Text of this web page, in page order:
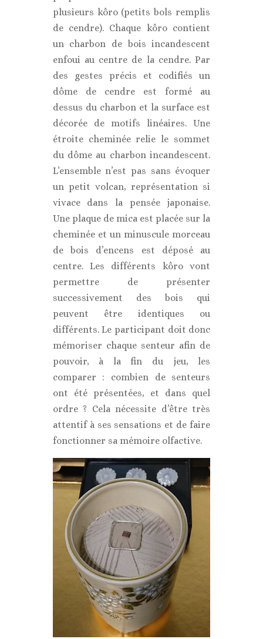
plusieurs kôro (petits bols remplis
de cendre). Chaque kôro contient
un charbon de bois incandescent
enfoui au centre de la cendre. Par
des gestes précis et codifiés un
dôme de cendre est formé au
dessus du charbon et la surface est
décorée de motifs linéaires. Une
étroite cheminée relie le sommet
du dôme au charbon incandescent.
L’ensemble n’est pas sans évoquer
un petit volcan, représentation si
vivace dans la pensée japonaise.
Une plaque de mica est placée sur la
cheminée et un minuscule morceau
de bois d’encens est déposé au
centre. Les différents kôro vont
permettre de présenter
successivement des bois qui
peuvent être identiques ou
différents. Le participant doit donc
mémoriser chaque senteur afin de
pouvoir, à la fin du jeu, les
comparer : combien de senteurs
ont été présentées, et dans quel
ordre ? Cela nécessite d’être très
attentif à ses sensations et de faire
fonctionner sa mémoire olfactive.